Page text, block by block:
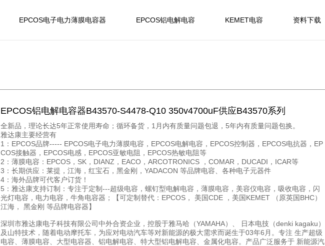
EPCOS电子电力薄膜电容器 EPCOS铝电解电容 KEMET电容 资料下载
EPCOS铝电解电容器B43570-S4478-Q10 350v4700uF供应B43570系列
全新品，理论长达5年正常使用寿命；循环备货，1月内有质量问题包退，5年内有质量问题包换。
雅达康主要经营有
1：EPCOS品牌----- EPCOS电子电力薄膜电容，EPCOS电解电容，EPCOS控制器，EPCOS电抗器，EP
COS接触器，EPCOS电感，EPCOS亚敏电阻，EPCOS热敏电阻等
2：薄膜电容：EPCOS，SK，DIANZ，EACO，ARCOTRONICS ，COMAR，DUCADI，ICAR等
3：长期供应：莱提，江海，红宝石，黑金刚，YADACON 等品牌电容、各种电子元器件
4：海外品牌可代客户订货！
5：雅达康支持订制：专注于定制---超级电容，螺钉型电解电容，薄膜电容，美容仪电容，吸收电容，闪
光灯电容，电力电容，牛角电容器；【可定制替代：EPCOS， 美国CDE ，美国KEMET （原英国BHC）
江海， 黑金刚 等品牌电容器】
深圳市雅达康电子科技有限公司中外合资企业，控股于雅马哈（YAMAHA）、 日本电技（denki kagaku）
及山特技术，随着电动摩托车，为应对电动汽车等对新能源的极大需求而诞生于03年6月。专注 生产超级
电容、薄膜电容、大型电容器、铝电解电容、特大型铝电解电容、金属化电容。产品广泛服务于 新能源汽